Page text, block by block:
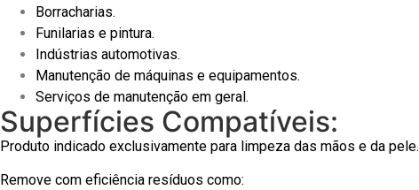
Borracharias.
Funilarias e pintura.
Indústrias automotivas.
Manutenção de máquinas e equipamentos.
Serviços de manutenção em geral.
Superfícies Compatíveis:
Produto indicado exclusivamente para limpeza das mãos e da pele.
Remove com eficiência resíduos como: